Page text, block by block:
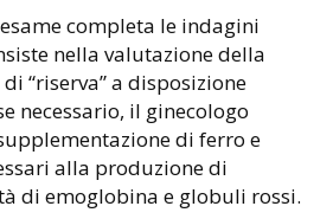
completa le indagini
nella valutazione della
“riserva” a disposizione
necessario, il ginecologo
di ferro e
alla produzione di
di emoglobina e globuli rossi.